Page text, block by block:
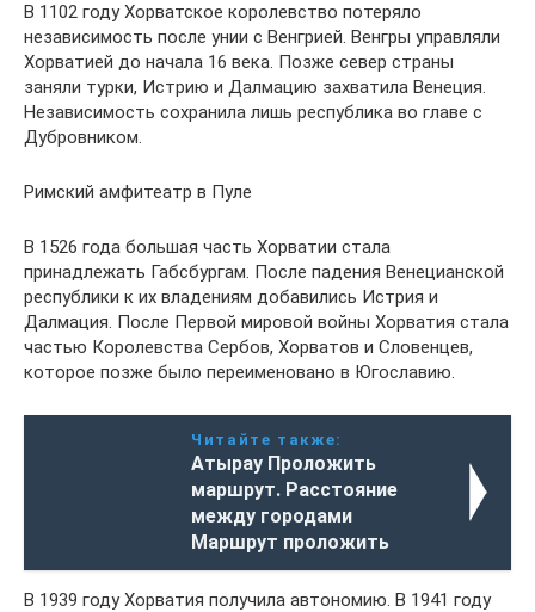
В 1102 году Хорватское королевство потеряло
независимость после унии с Венгрией. Венгры управляли
Хорватией до начала 16 века. Позже север страны
заняли турки, Истрию и Далмацию захватила Венеция.
Независимость сохранила лишь республика во главе с
Дубровником.
Римский амфитеатр в Пуле
В 1526 года большая часть Хорватии стала
принадлежать Габсбургам. После падения Венецианской
республики к их владениям добавились Истрия и
Далмация. После Первой мировой войны Хорватия стала
частью Королевства Сербов, Хорватов и Словенцев,
которое позже было переименовано в Югославию.
Читайте также:
Атырау Проложить
маршрут. Расстояние
между городами
Маршрут проложить
В 1939 году Хорватия получила автономию. В 1941 году